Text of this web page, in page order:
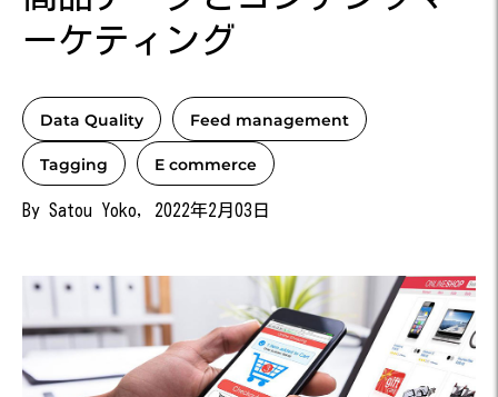
ーケティング
Data Quality Feed management
Tagging E commerce
By Satou Yoko, 2022年2月03日